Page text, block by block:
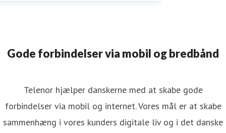
Gode forbindelser via mobil og bredbånd
Telenor hjælper danskerne med at skabe gode
forbindelser via mobil og internet. Vores mål er at skabe
sammenhæng i vores kunders digitale liv og i det danske